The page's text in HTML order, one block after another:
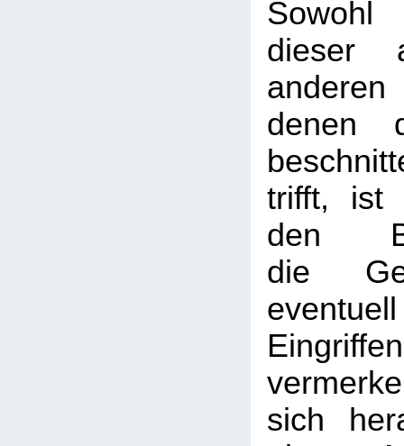
dieser
anderen
denen
trifft, ist
den
die
sich